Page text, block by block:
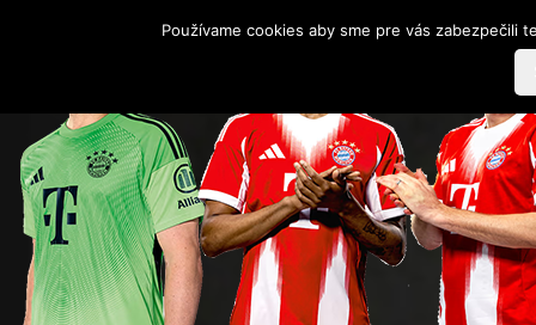
Používame cookies aby sme pre vás zabezpečili